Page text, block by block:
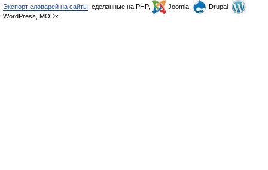
Экспорт словарей на сайты , сделанные на PHP, Joomla,
Drupal,
WordPress, MODx.